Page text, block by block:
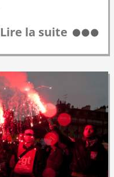
Lire la suite